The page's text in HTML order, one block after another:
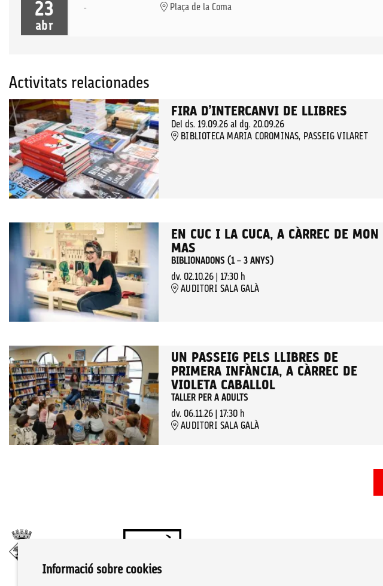
23
abr
Plaça de la Coma
Activitats relacionades
FIRA D’INTERCANVI DE LLIBRES
Del ds. 19.09.26al dg. 20.09.26
BIBLIOTECA MARIA COROMINAS, PASSEIG VILARET
EN CUC I LA CUCA, A CÀRREC DE MON
MAS
BIBLIONADONS (1 – 3 ANYS)
dv. 02.10.26| 17:30 h
AUDITORI SALA GALÀ
UN PASSEIG PELS LLIBRES DE
PRIMERA INFÀNCIA, A CÀRREC DE
VIOLETA CABALLOL
TALLER PER A ADULTS
dv. 06.11.26| 17:30 h
AUDITORI SALA GALÀ
Informació sobre cookies